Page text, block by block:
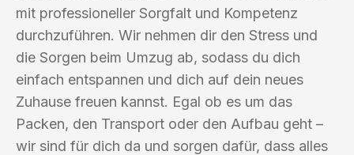
mit professioneller Sorgfalt und Kompetenz
durchzuführen. Wir nehmen dir den Stress und
die Sorgen beim Umzug ab, sodass du dich
einfach entspannen und dich auf dein neues
Zuhause freuen kannst. Egal ob es um das
Packen, den Transport oder den Aufbau geht –
wir sind für dich da und sorgen dafür, dass alles